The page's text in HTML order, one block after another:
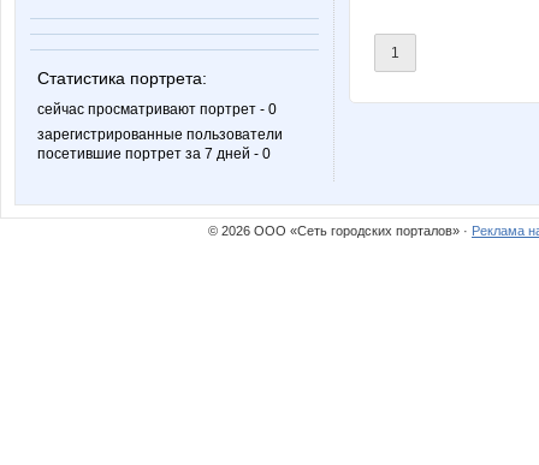
Статистика портрета:
сейчас просматривают портрет - 0
зарегистрированные пользователи
посетившие портрет за 7 дней - 0
1
© 2026 ООО «Сеть городских порталов» · Реклама